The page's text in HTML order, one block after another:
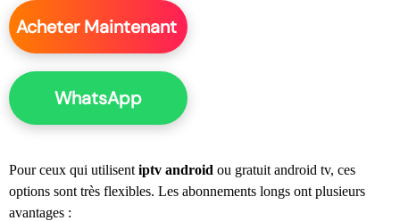
Acheter Maintenant
WhatsApp
Pour ceux qui utilisent iptv android ou gratuit android tv, ces
options sont très flexibles. Les abonnements longs ont plusieurs
avantages :